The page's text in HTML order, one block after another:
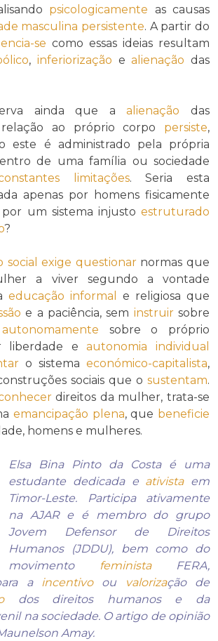
psicologicamente as causas
masculina persistente. A partir do
se como essas ideias resultam
,inferiorização ealienação das
ainda que aalienação das
ao próprio corpo persiste,
este é administrado pela própria
de uma família ou sociedade
limitações. Seria esta
apenas por homens fisicamente
um sistema injusto estruturado
?
exige questionarnormas que
a viver segundo a vontade
educação informal
e religiosa que
e a paciência, sem instruirsobre
autonomamente sobre o próprio
liberdade eautonomia individual
o sistema económico-capitalista,
sociais que o sustentam.
direitos da mulher, trata-se
emancipação plena, que beneficie
homens e mulheres.
Elsa Bina Pinto da Costa é uma
estudante dedicada e ativistaem
Timor-Leste. Participa ativamente
na AJAR e é membro do grupo
Jovem Defensor de Direitos
Humanos (JDDU), bem como do
movimento
feministaFERA,
a incentivoou valorização de
dos direitos humanos e da
na sociedade. O artigo de opinião
Amay.